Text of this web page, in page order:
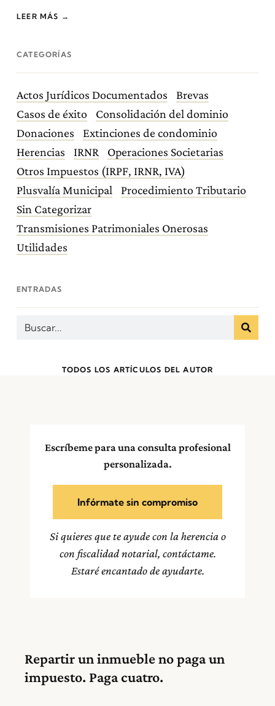
LEER MÁS →
CATEGORÍAS
Actos Jurídicos Documentados
Brevas
Casos de éxito
Consolidación del dominio
Donaciones
Extinciones de condominio
Herencias
IRNR
Operaciones Societarias
Otros Impuestos (IRPF, IRNR, IVA)
Plusvalía Municipal
Procedimiento Tributario
Sin Categorizar
Transmisiones Patrimoniales Onerosas
Utilidades
ENTRADAS
TODOS LOS ARTÍCULOS DEL AUTOR
Escríbeme para una consulta profesional
personalizada.
Infórmate sin compromiso
Si quieres que te ayude con la herencia o
con fiscalidad notarial, contáctame.
Estaré encantado de ayudarte.
Repartir un inmueble no paga un
impuesto. Paga cuatro.